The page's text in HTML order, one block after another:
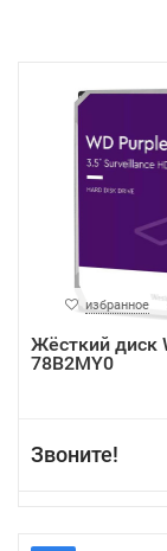
избранное
Жёсткий диск
78B2MY0
Звоните!